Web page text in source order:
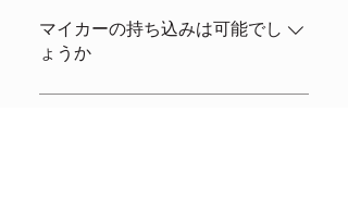
変動）によりますが、寮の運用の予定
は、利用者の制限は考えておりませ
マイカーの持ち込みは可能でし
ょうか
駐車場が寮より徒歩10分の場所である